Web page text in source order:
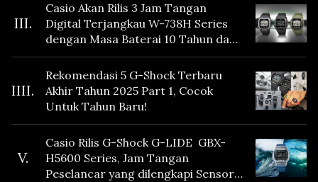
III.
Casio Akan Rilis 3 Jam Tangan
Digital Terjangkau W-738H Series
dengan Masa Baterai 10 Tahun dan
Fitur Vibration
IIII.
Rekomendasi 5 G-Shock Terbaru
Akhir Tahun 2025 Part 1, Cocok
Untuk Tahun Baru!
V.
Casio Rilis G-Shock G-LIDE GBX-
H5600 Series, Jam Tangan
Peselancar yang dilengkapi Sensor